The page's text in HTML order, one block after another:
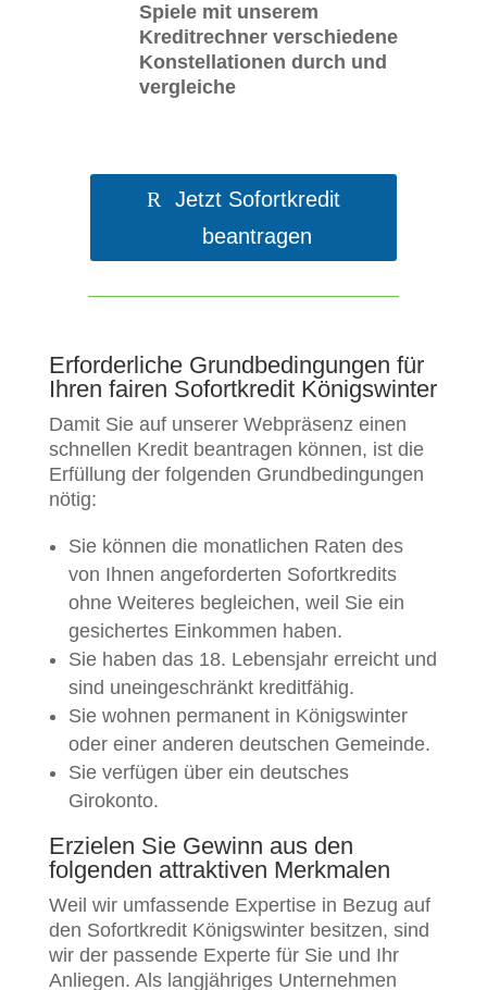
Spiele mit unserem
Kreditrechner verschiedene
Konstellationen durch und
vergleiche
Jetzt Sofortkredit
beantragen
Erforderliche Grundbedingungen für
Ihren fairen Sofortkredit Königswinter
Damit Sie auf unserer Webpräsenz einen
schnellen Kredit beantragen können, ist die
Erfüllung der folgenden Grundbedingungen
nötig:
Sie können die monatlichen Raten des
von Ihnen angeforderten Sofortkredits
ohne Weiteres begleichen, weil Sie ein
gesichertes Einkommen haben.
Sie haben das 18. Lebensjahr erreicht und
sind uneingeschränkt kreditfähig.
Sie wohnen permanent in Königswinter
oder einer anderen deutschen Gemeinde.
Sie verfügen über ein deutsches
Girokonto.
Erzielen Sie Gewinn aus den
folgenden attraktiven Merkmalen
Weil wir umfassende Expertise in Bezug auf
den Sofortkredit Königswinter besitzen, sind
wir der passende Experte für Sie und Ihr
Anliegen. Als langjähriges Unternehmen